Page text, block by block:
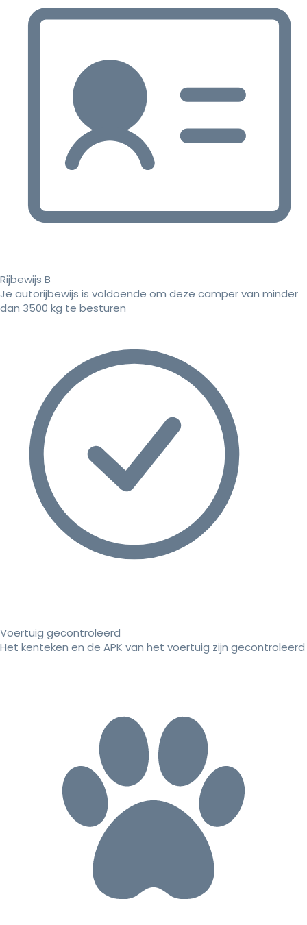
Rijbewijs B
Je autorijbewijs is voldoende om deze camper van minder
dan 3500 kg te besturen
Voertuig gecontroleerd
Het kenteken en de APK van het voertuig zijn gecontroleerd